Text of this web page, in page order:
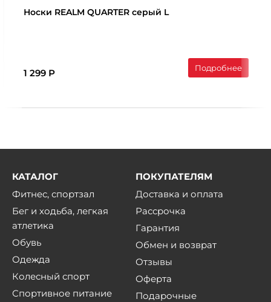
Носки REALM QUARTER серый L
1 299 Р Подробнее
КАТАЛОГ
Фитнес, спортзал
Бег и ходьба, легкая
атлетика
Обувь
Одежда
Колесный спорт
Спортивное питание
ПОКУПАТЕЛЯМ
Доставка и оплата
Рассрочка
Гарантия
Обмен и возврат
Отзывы
Оферта
Подарочные